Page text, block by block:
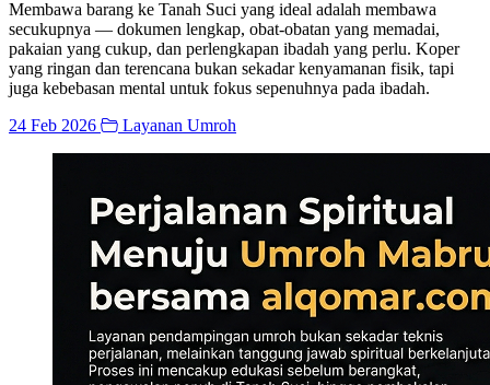
Membawa barang ke Tanah Suci yang ideal adalah membawa
secukupnya — dokumen lengkap, obat-obatan yang memadai,
pakaian yang cukup, dan perlengkapan ibadah yang perlu. Koper
yang ringan dan terencana bukan sekadar kenyamanan fisik, tapi
juga kebebasan mental untuk fokus sepenuhnya pada ibadah.
24 Feb 2026
Layanan Umroh